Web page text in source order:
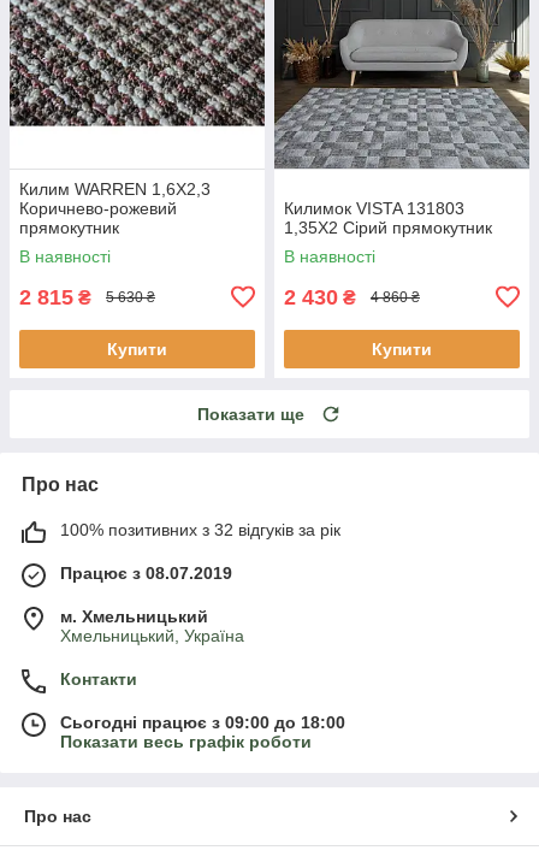
Килим WARREN 1,6Х2,3
Коричнево-рожевий
прямокутник
В наявності
2 815 ₴ 5 630 ₴
Купити
Килимок VISTA 131803
1,35Х2 Сірий прямокутник
В наявності
2 430 ₴ 4 860 ₴
Купити
Показати ще
Про нас
100% позитивних з 32 відгуків за рік
Працює з 08.07.2019
м. Хмельницький
Хмельницький, Україна
Контакти
Сьогодні працює з 09:00 до 18:00
Показати весь графік роботи
Про нас